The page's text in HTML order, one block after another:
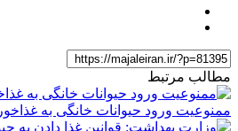
مطالب مرتبط
ممنوعیت ورود حیوانات خانگی به